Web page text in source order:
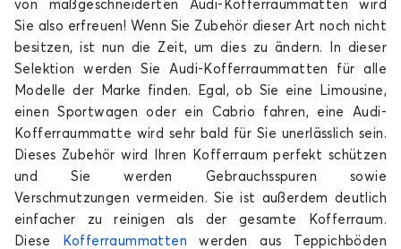
A3
Kofferraummatten für AUDI A3
A4
von maßgeschneiderten Audi-Kofferraummatten wird
Sie also erfreuen! Wenn Sie Zubehör dieser Art noch nicht
besitzen, ist nun die Zeit, um dies zu ändern. In dieser
Selektion werden Sie Audi-Kofferraummatten für alle
Modelle der Marke finden. Egal, ob Sie eine Limousine,
einen Sportwagen oder ein Cabrio fahren, eine Audi-
Kofferraummatte wird sehr bald für Sie unerlässlich sein.
Dieses Zubehör wird Ihren Kofferraum perfekt schützen
und Sie werden Gebrauchsspuren sowie
Verschmutzungen vermeiden. Sie ist außerdem deutlich
einfacher zu reinigen als der gesamte Kofferraum.
Diese
Kofferraummatten werden aus Teppichböden